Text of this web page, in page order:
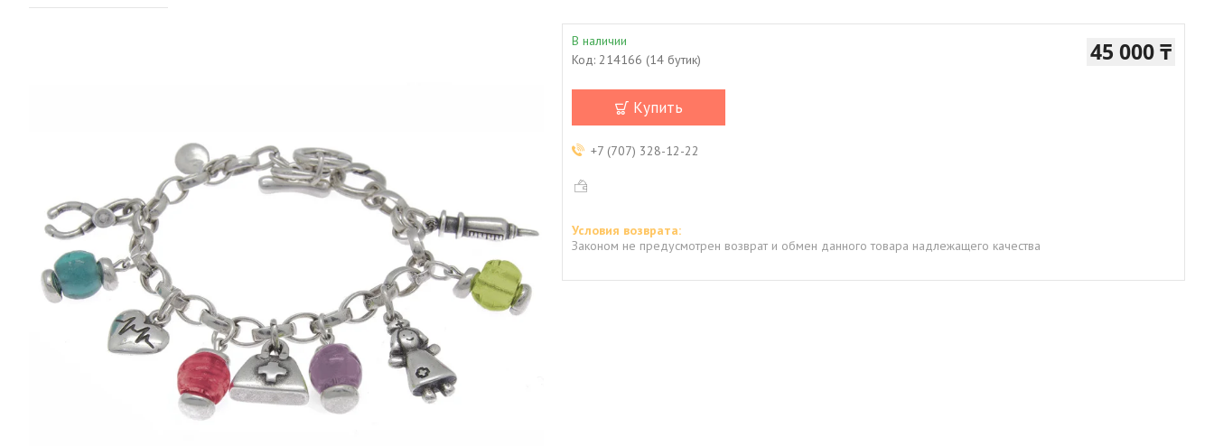
В наличии
Код: 214166 (14 бутик) 45 000 ₸
Купить
+7 (707) 328-12-22
Законом не предусмотрен возврат и обмен данного товара надлежащего качества